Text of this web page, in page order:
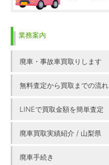
業務案内
廃車・事故車買取りします
無料査定から買取までの流れ
LINEで買取金額を簡単査定
廃車買取実績紹介 / 山梨県
廃車手続き